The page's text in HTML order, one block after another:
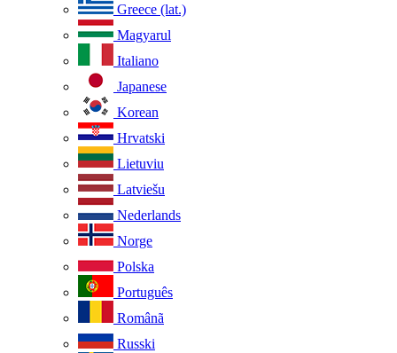
Greece (lat.)
Magyarul
Italiano
Japanese
Korean
Hrvatski
Lietuviu
Latviešu
Nederlands
Norge
Polska
Português
Românã
Russki